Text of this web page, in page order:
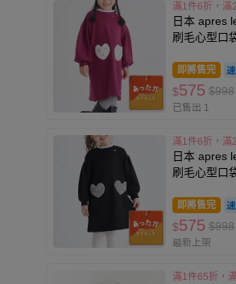
滿1件6折，滿
日本 apres
刷毛心型口
即將售完
$575 $998
已售出 1
滿1件6折，滿
日本 apres
刷毛心型口
即將售完
$575 $998
最新上架
滿1件65折，